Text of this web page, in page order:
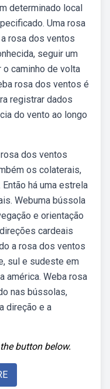
determinado local
Uma rosa
rosa dos ventos
seguir um
caminho de volta
rosa dos ventos é
registrar dados
do vento ao longo
dos ventos
os colaterais,
há uma estrela
Webuma bússola
e orientação
cardeais
a rosa dos ventos
sul e sudeste em
américa. Weba rosa
nas bússolas,
direção e a
button below.